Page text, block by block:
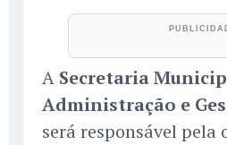
A Secretaria
Administração e
será responsável pela